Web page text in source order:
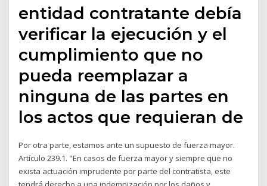
entidad contratante debía
verificar la ejecución y el
cumplimiento que no
pueda reemplazar a
ninguna de las partes en
los actos que requieran de
Por otra parte, estamos ante un supuesto de fuerza mayor.
Artículo 239.1. "En casos de fuerza mayor y siempre que no
exista actuación imprudente por parte del contratista, este